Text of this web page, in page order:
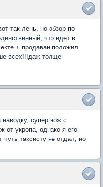
так лень, но обзор по
что идет в
+ продаван положил
всех!!!даж толще
наводку, супер нож с
от укропа, однако я его
таксисту не отдал, но